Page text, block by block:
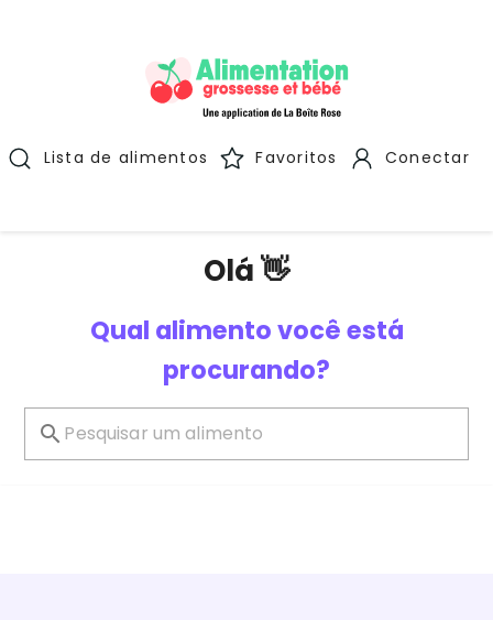
Lista de alimentos Favoritos Conectar
Olá 👋
Qual alimento você está
procurando?